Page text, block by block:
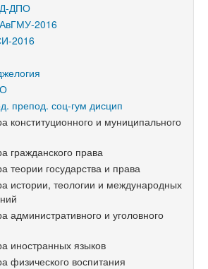
ДПО
2016
2016
препод. соц-гум дисцип
конституционного и муниципального
гражданского права
теории государства и права
истории, теологии и международных
административного и уголовного
иностранных языков
физического воспитания